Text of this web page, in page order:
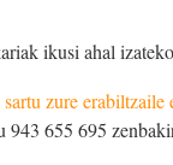
ikusi ahal
sartu zure erabiltzaile
943 655 695